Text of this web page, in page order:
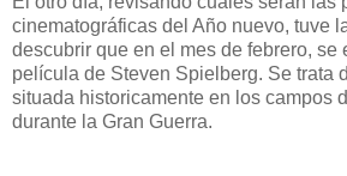
cinematográficas del Año nuevo, tuve
descubrir que en el mes de febrero, se
película de Steven Spielberg. Se trata
situada historicamente en los campos
durante la Gran Guerra.